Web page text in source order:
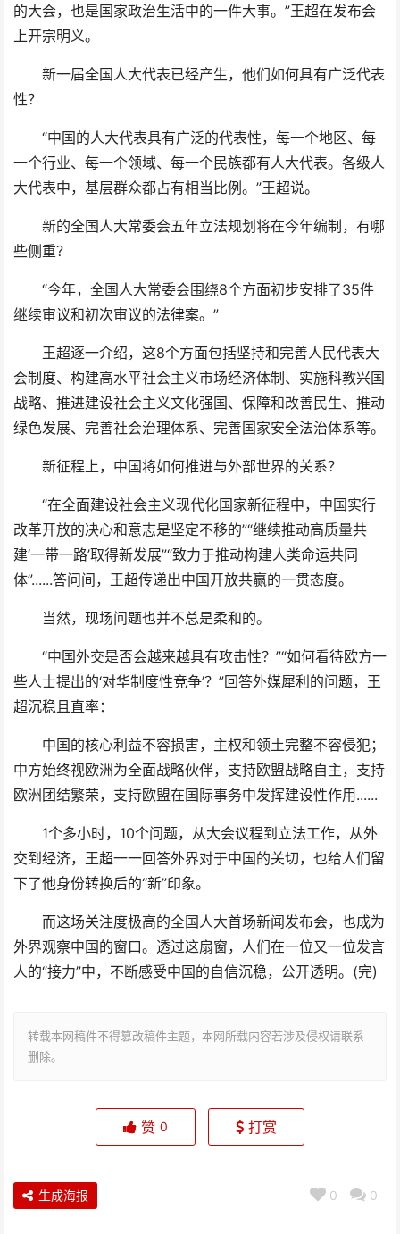
的大会，也是国家政治生活中的一件大事。”王超在发布会
上开宗明义。
新一届全国人大代表已经产生，他们如何具有广泛代表
性？
“中国的人大代表具有广泛的代表性，每一个地区、每
一个行业、每一个领域、每一个民族都有人大代表。各级人
大代表中，基层群众都占有相当比例。”王超说。
新的全国人大常委会五年立法规划将在今年编制，有哪
些侧重？
“今年，全国人大常委会围绕8个方面初步安排了35件
继续审议和初次审议的法律案。”
王超逐一介绍，这8个方面包括坚持和完善人民代表大
会制度、构建高水平社会主义市场经济体制、实施科教兴国
战略、推进建设社会主义文化强国、保障和改善民生、推动
绿色发展、完善社会治理体系、完善国家安全法治体系等。
新征程上，中国将如何推进与外部世界的关系？
“在全面建设社会主义现代化国家新征程中，中国实行
改革开放的决心和意志是坚定不移的”“继续推动高质量共
建‘一带一路’取得新发展”“致力于推动构建人类命运共同
体”......答问间，王超传递出中国开放共赢的一贯态度。
当然，现场问题也并不总是柔和的。
“中国外交是否会越来越具有攻击性？”“如何看待欧方一
些人士提出的‘对华制度性竞争’？”回答外媒犀利的问题，王
超沉稳且直率：
中国的核心利益不容损害，主权和领土完整不容侵犯；
中方始终视欧洲为全面战略伙伴，支持欧盟战略自主，支持
欧洲团结繁荣，支持欧盟在国际事务中发挥建设性作用......
1个多小时，10个问题，从大会议程到立法工作，从外
交到经济，王超一一回答外界对于中国的关切，也给人们留
下了他身份转换后的“新”印象。
而这场关注度极高的全国人大首场新闻发布会，也成为
外界观察中国的窗口。透过这扇窗，人们在一位又一位发言
人的“接力”中，不断感受中国的自信沉稳，公开透明。(完)
转载本网稿件不得篡改稿件主题，本网所载内容若涉及侵权请联系
删除。
赞 0 打赏
0 0
生成海报